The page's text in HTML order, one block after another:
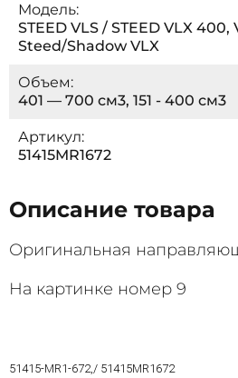
Модель:
STEED VLS / STEED VLX 400,
Steed/Shadow VLX
Объем:
401 — 700 см3, 151 - 400 см3
Артикул:
51415MR1672
Описание товара
Оригинальная
На картинке номер 9
51415-MR1-672,/ 51415MR1672